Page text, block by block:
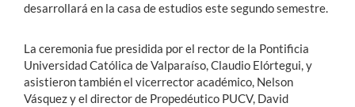
desarrollará en la casa de estudios este segundo semestre.
La ceremonia fue presidida por el rector de la Pontificia
Universidad Católica de Valparaíso, Claudio Elórtegui, y
asistieron también el vicerrector académico, Nelson
Vásquez y el director de Propedéutico PUCV, David